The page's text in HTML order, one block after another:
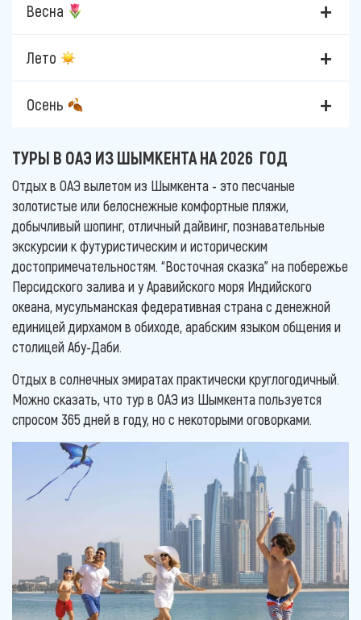
Весна
Лето
Осень
ТУРЫ В ОАЭ ИЗ ШЫМКЕНТА НА 2026 ГОД
Отдых в ОАЭ вылетом из Шымкента - это песчаные
золотистые или белоснежные комфортные пляжи,
добычливый шопинг, отличный дайвинг, познавательные
экскурсии к футуристическим и историческим
достопримечательностям. “Восточная сказка” на побережье
Персидского залива и у Аравийского моря Индийского
океана, мусульманская федеративная страна с денежной
единицей дирхамом в обиходе, арабским языком общения и
столицей Абу-Даби.
Отдых в солнечных эмиратах практически круглогодичный.
Можно сказать, что тур в ОАЭ из Шымкента пользуется
спросом 365 дней в году, но с некоторыми оговорками.